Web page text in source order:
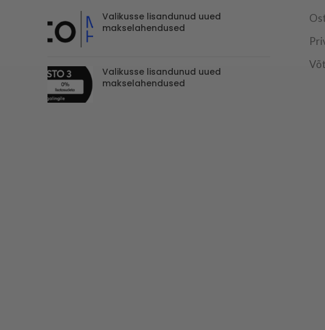
Valikusse lisandunud uued
makselahendused
Valikusse lisandunud uued
makselahendused